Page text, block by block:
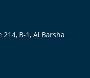
при покупке?
Acca
B-1, Al Barsha